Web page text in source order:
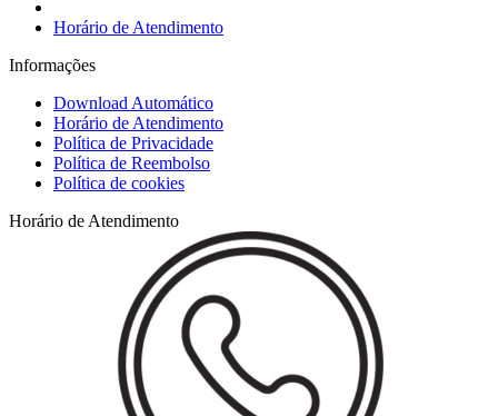
Horário de Atendimento
Informações
Download Automático
Horário de Atendimento
Política de Privacidade
Política de Reembolso
Política de cookies
Horário de Atendimento